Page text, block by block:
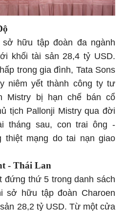
hữu tập đoàn đa ngành
khối tài sản 28,4 tỷ USD.
trong gia đình, Tata Sons
niêm yết thành công ty tư
Mistry bị hạn chế bán cổ
tịch Pallonji Mistry qua đời
tháng sau, con trai ông -
thiệt mạng do tai nạn giao
- Thái Lan
đứng thứ 5 trong danh sách
sở hữu tập đoàn Charoen
28,2 tỷ USD. Từ một cửa